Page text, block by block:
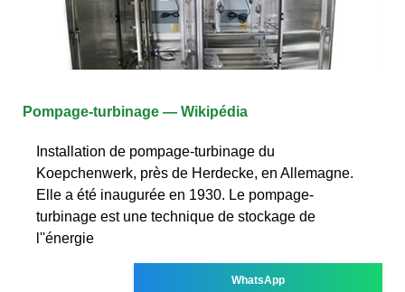
Pompage-turbinage — Wikipédia
Installation de pompage-turbinage du
Koepchenwerk, près de Herdecke, en Allemagne.
Elle a été inaugurée en 1930. Le pompage-
turbinage est une technique de stockage de
l''énergie
WhatsApp